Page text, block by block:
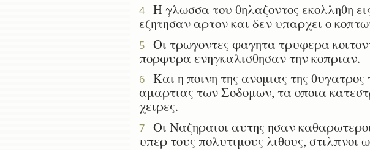
4
Η γλωσσα του θηλαζοντος εκολληθη
εζητησαν αρτον και δεν υπαρχει ο
5
Οι τρωγοντες φαγητα τρυφερα
πορφυρα ενηγκαλισθησαν την κοπριαν.
6
Και η ποινη της ανομιας της
αμαρτιας των Σοδομων, τα οποια
χειρες.
7
Οι Ναζηραιοι αυτης ησαν
υπερ τους πολυτιμους λιθους, στιλπνοι